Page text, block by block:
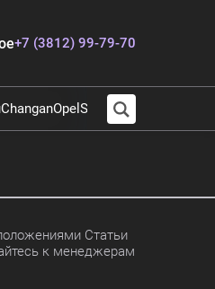
+7 (3812) 99-79-70
ChanganOpel SuzukiAudi
Статьи
к менеджерам